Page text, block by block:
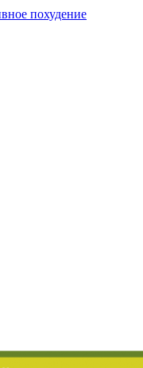
похудение